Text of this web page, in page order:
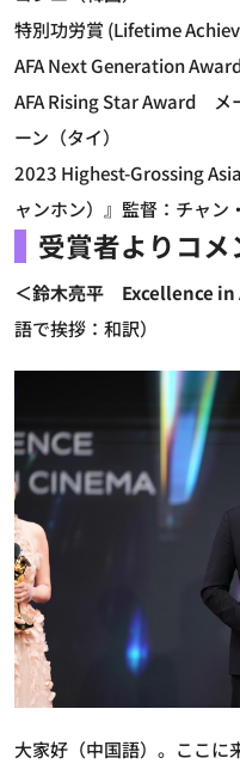
特別功労賞 (Lifetime
AFA Next Generation
AFA Rising Star Award メ
ーン（タイ）
2023 Highest-Grossing
ャンホン）』監督：チャン
受賞者よりコメ
＜鈴木亮平 Excellence in
語で挨拶：和訳）
大家好（中国語）。ここに